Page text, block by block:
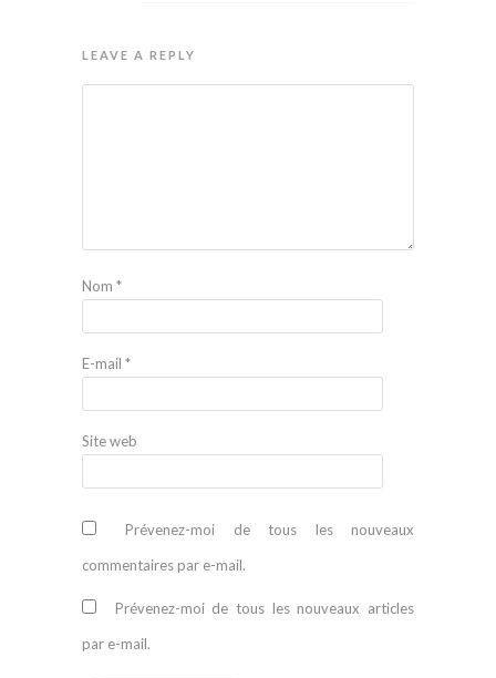
LEAVE A REPLY
Nom *
E-mail *
Site web
Prévenez-moi de tous les nouveaux
commentaires par e-mail.
Prévenez-moi de tous les nouveaux articles
par e-mail.